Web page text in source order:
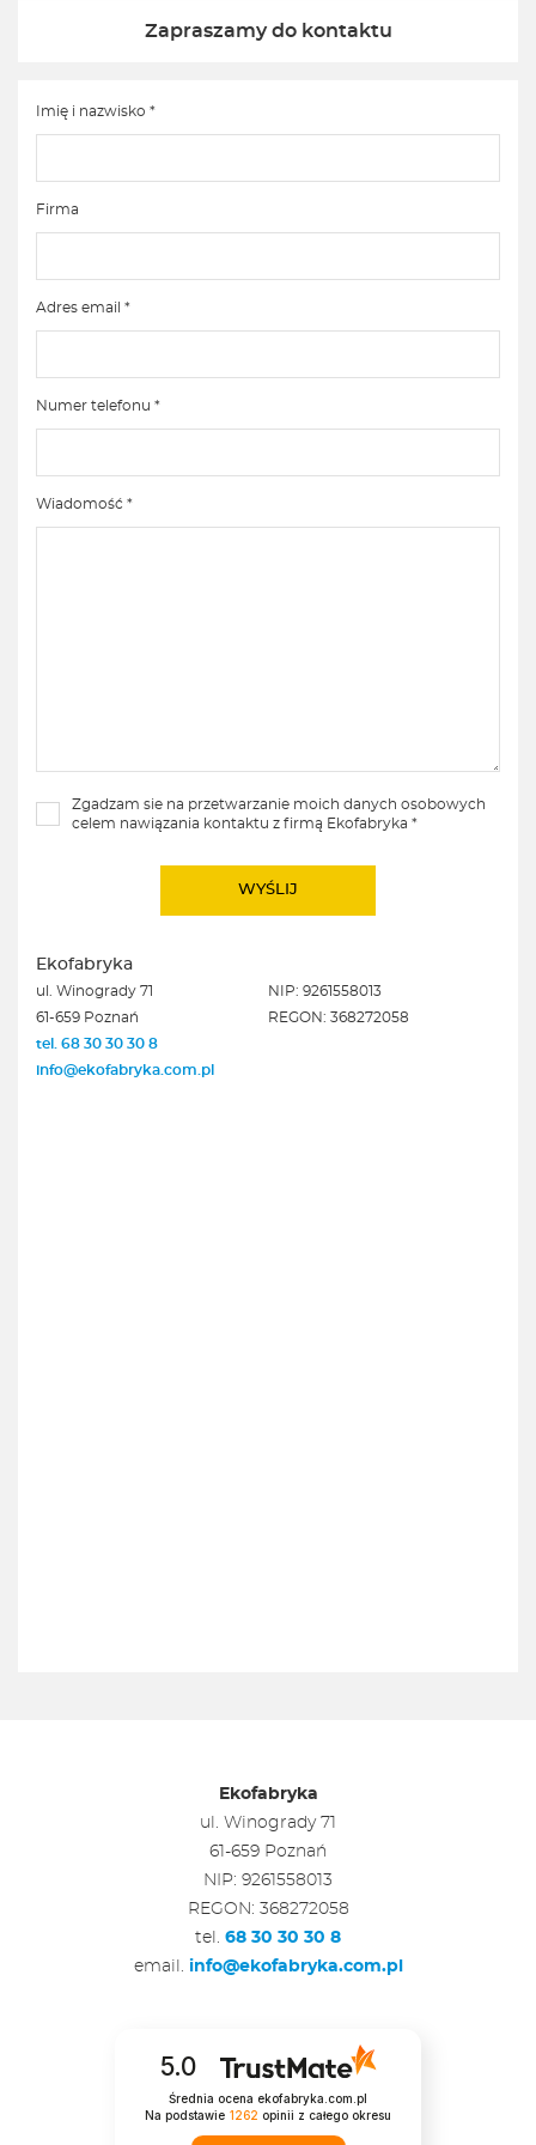
Zapraszamy do kontaktu
Imię i nazwisko *
Firma
Adres email *
Numer telefonu *
Wiadomość *
Zgadzam sie na przetwarzanie moich danych osobowych
celem nawiązania kontaktu z firmą Ekofabryka *
Ekofabryka
ul. Winogrady 71
61-659 Poznań
tel. 68 30 30 30 8
info@ekofabryka.com.pl
NIP: 9261558013
REGON: 368272058
Ekofabryka
ul. Winogrady 71
61-659 Poznań
NIP: 9261558013
REGON: 368272058
tel. 68 30 30 30 8
email. info@ekofabryka.com.pl
5.0
Średnia ocena ekofabryka.com.pl
Na podstawie 1262 opinii z całego okresu